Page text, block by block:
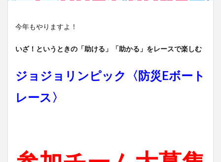
今年もやりますよ！
いざ！というときの「助ける」「助かる」をレースで楽しむ
ジョジョリンピック〈防災Eボート
レース〉